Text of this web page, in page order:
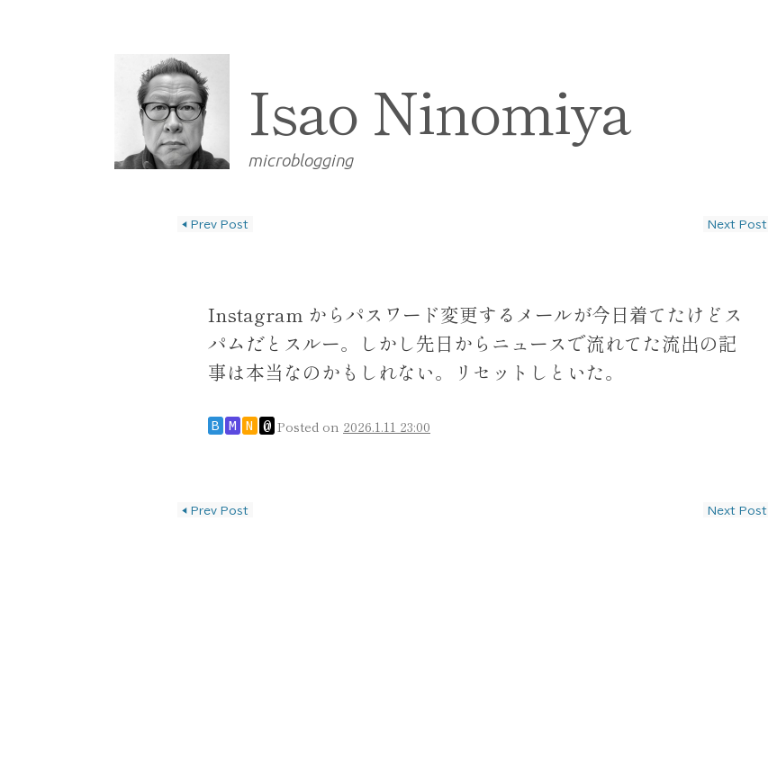
Isao Ninomiya
microblogging
◀ Prev Post Next Post
Instagram からパスワード変更するメールが今日着てたけどス
パムだとスルー。しかし先日からニュースで流れてた流出の記
事は本当なのかもしれない。リセットしといた。
B M N @ Posted on 2026.1.11 23:00
投稿ナビゲーション
◀ Prev Post Next Post